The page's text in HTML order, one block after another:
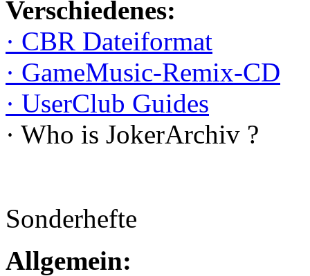
Verschiedenes:
· CBR Dateiformat
· GameMusic-Remix-CD
· UserClub Guides
· Who is JokerArchiv ?
Sonderhefte
Allgemein: